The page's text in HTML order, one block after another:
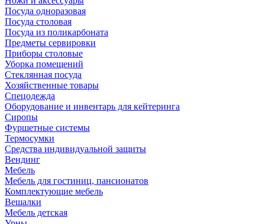
Посуда одноразовая
Посуда столовая
Посуда из поликарбоната
Предметы сервировки
Приборы столовые
Уборка помещений
Стеклянная посуда
Хозяйственные товары
Спецодежда
Оборудование и инвентарь для кейтеринга
Сиропы
Фуршетные системы
Термосумки
Средства индивидуальной защиты
Вендинг
Мебель
Мебель для гостиниц, пансионатов
Комплектующие мебель
Вешалки
Мебель детская